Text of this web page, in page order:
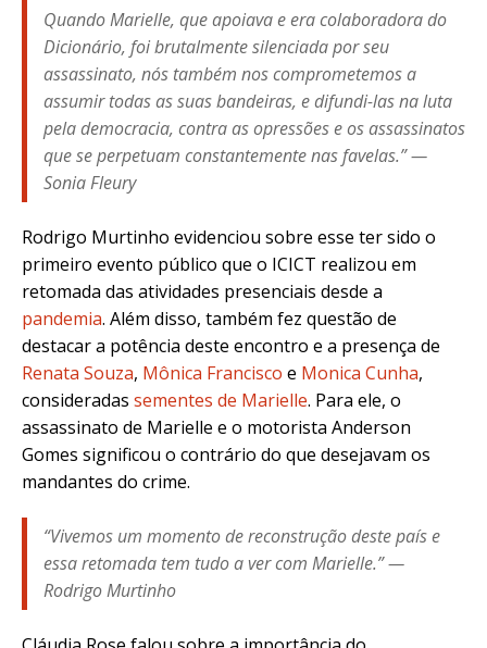
Quando Marielle, que apoiava e era colaboradora do
Dicionário, foi brutalmente silenciada por seu
assassinato, nós também nos comprometemos a
assumir todas as suas bandeiras, e difundi-las na luta
pela democracia, contra as opressões e os assassinatos
que se perpetuam constantemente nas favelas.” —
Sonia Fleury
Rodrigo Murtinho evidenciou sobre esse ter sido o
primeiro evento público que o ICICT realizou em
retomada das atividades presenciais desde a
pandemia. Além disso, também fez questão de
destacar a potência deste encontro e a presença de
Renata Souza, Mônica Francisco e Monica Cunha,
consideradas sementes de Marielle. Para ele, o
assassinato de Marielle e o motorista Anderson
Gomes significou o contrário do que desejavam os
mandantes do crime.
“Vivemos um momento de reconstrução deste país e
essa retomada tem tudo a ver com Marielle.” —
Rodrigo Murtinho